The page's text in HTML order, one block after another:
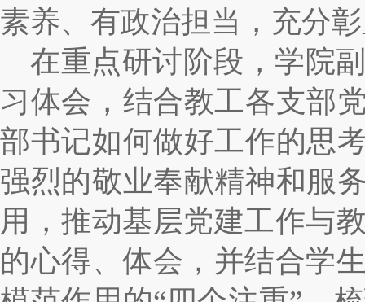
素养、有政治担当，充分
在重点研讨阶段，学院
习体会，结合教工各支部
部书记如何做好工作的思
强烈的敬业奉献精神和服
用，推动基层党建工作与
的心得、体会，并结合学